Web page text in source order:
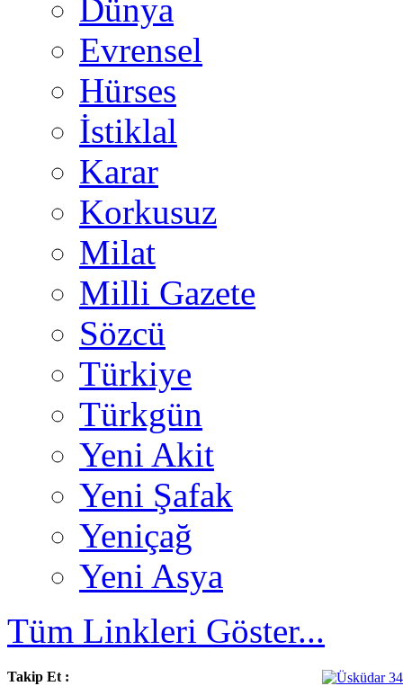
Dünya
Evrensel
Hürses
İstiklal
Karar
Korkusuz
Milat
Milli Gazete
Sözcü
Türkiye
Türkgün
Yeni Akit
Yeni Şafak
Yeniçağ
Yeni Asya
Tüm Linkleri Göster...
Takip Et :